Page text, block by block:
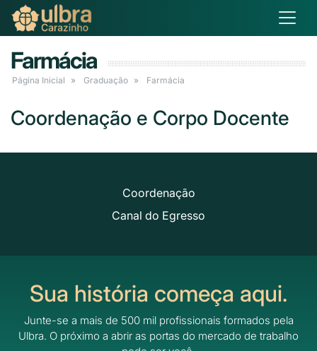
Farmácia
Página Inicial Graduação Farmácia
Coordenação e Corpo Docente
Coordenação
Canal do Egresso
Sua história começa aqui.
Junte-se a mais de 500 mil profissionais formados pela
Ulbra. O próximo a abrir as portas do mercado de trabalho